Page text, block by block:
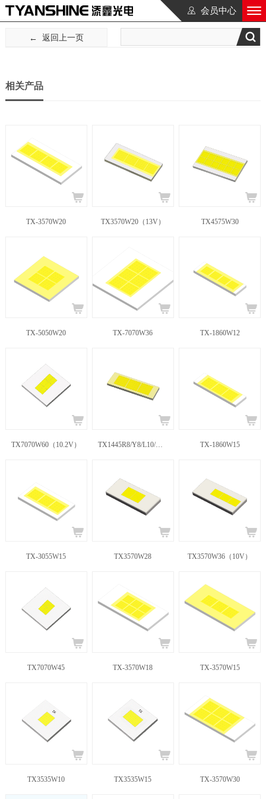
会员中心
返回上一页
相关产品
TX-3570W20 TX3570W20（13V） TX4575W30
TX-5050W20 TX-7070W36 TX-1860W12
TX7070W60（10.2V） TX1445R8/Y8/L10/W10 TX-1860W15
TX-3055W15 TX3570W28 TX3570W36（10V）
TX7070W45 TX-3570W18 TX-3570W15
TX3535W10 TX3535W15 TX-3570W30